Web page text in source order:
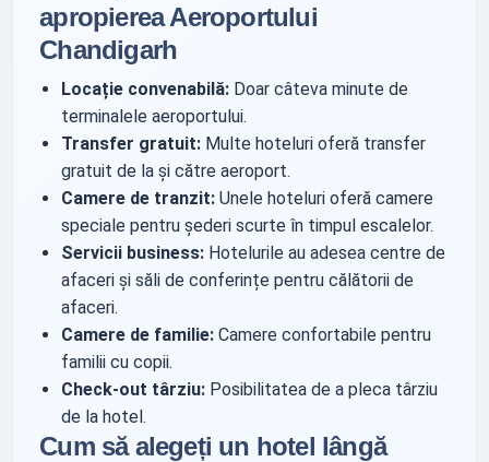
apropierea Aeroportului
Chandigarh
Locație convenabilă: Doar câteva minute de
terminalele aeroportului.
Transfer gratuit: Multe hoteluri oferă transfer
gratuit de la și către aeroport.
Camere de tranzit: Unele hoteluri oferă camere
speciale pentru șederi scurte în timpul escalelor.
Servicii business: Hotelurile au adesea centre de
afaceri și săli de conferințe pentru călătorii de
afaceri.
Camere de familie: Camere confortabile pentru
familii cu copii.
Check-out târziu: Posibilitatea de a pleca târziu
de la hotel.
Cum să alegeți un hotel lângă